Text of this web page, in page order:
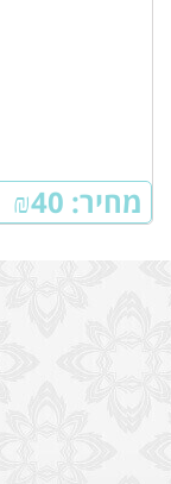
מחיר: ₪40